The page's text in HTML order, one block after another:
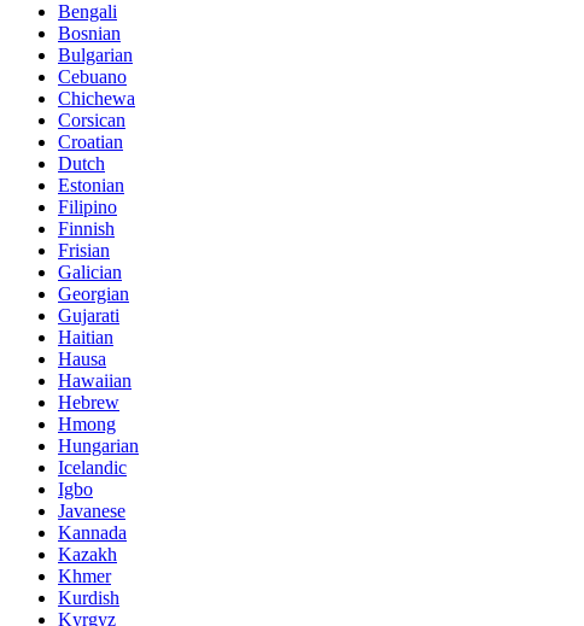
Bengali
Bosnian
Bulgarian
Cebuano
Chichewa
Corsican
Croatian
Dutch
Estonian
Filipino
Finnish
Frisian
Galician
Georgian
Gujarati
Haitian
Hausa
Hawaiian
Hebrew
Hmong
Hungarian
Icelandic
Igbo
Javanese
Kannada
Kazakh
Khmer
Kurdish
Kyrgyz